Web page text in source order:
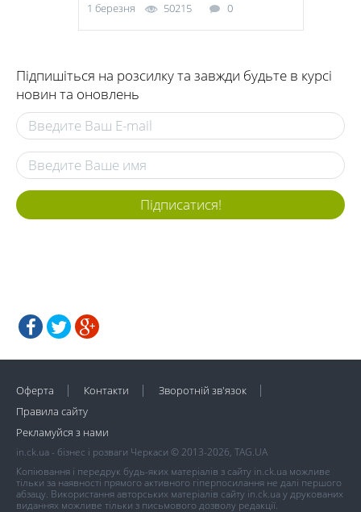
1 березня 50215 0
Підпишіться на розсилку та завжди будьте в курсі
новин та оновлень
Підписатися!
Оферта Контакти
Зворотній зв'язок
Правила сайту
Рекламуйся з нами
in.ck.ua - бізнес і розваги Черкаси © 2013-2026, TAG.UA
Копіювання і передрук будь-яких матеріалів з сайту in.ck.ua можливе
тільки за наявності прямого активного гіперпосилання не далі першого
абзацу. Використання авторських матеріалів сайту in.ck.ua у друкованих
виданнях можливе тільки з письмового дозволу редакції.